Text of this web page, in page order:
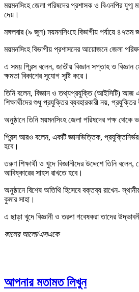
ময়মনসিংহ জেলা পরিষদের প্রশাসক ও বিএনপির যুগ্ম
দেয়।
মঙ্গলবার (৯ জুন) ময়মনসিংহে বিভাগীয় পর্যায়ে
ময়মনসিংহ বিভাগীয় প্রশাসনের আয়োজনে জেলা
এ সময় প্রিন্স বলেন, জাতীয় বিজ্ঞান সপ্তাহ ও
ক্ষমতা বিকাশের সুযোগ সৃষ্টি করে।
তিনি বলেন, বিজ্ঞান ও তথ্যপ্রযুক্তি (আইসিটি) আজ
শিক্ষার্থীদের শুধু প্রযুক্তির ব্যবহারকারী নয়,
অনুষ্ঠানে তিনি ময়মনসিংহ জেলা পরিষদের পক্ষ থেকে
প্রিন্স আরও বলেন, একটি জ্ঞানভিত্তিক,
হবে।
তরুণ শিক্ষার্থী ও খুদে বিজ্ঞানীদের উদ্দেশে তিনি
আবিষ্কারের সাহস রাখতে হবে।
অনুষ্ঠানে বিশেষ অতিথি হিসেবে বক্তব্য রাখেন-
কুমার সাহা।
এ ছাড়া খুদে বিজ্ঞানী ও তরুণ গবেষকরা তাদের
কালের আলো/এসএকে
আপনার মতামত লিখুন